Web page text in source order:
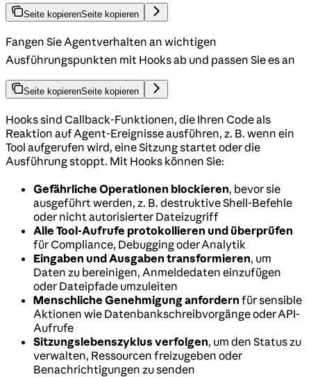
Seite kopierenSeite kopieren
Fangen Sie Agentverhalten an wichtigen
Ausführungspunkten mit Hooks ab und passen Sie es an
Seite kopierenSeite kopieren
Hooks sind Callback-Funktionen, die Ihren Code als
Reaktion auf Agent-Ereignisse ausführen, z. B. wenn ein
Tool aufgerufen wird, eine Sitzung startet oder die
Ausführung stoppt. Mit Hooks können Sie:
Gefährliche Operationen blockieren, bevor sie
ausgeführt werden, z. B. destruktive Shell-Befehle
oder nicht autorisierter Dateizugriff
Alle Tool-Aufrufe protokollieren und überprüfen
für Compliance, Debugging oder Analytik
Eingaben und Ausgaben transformieren, um
Daten zu bereinigen, Anmeldedaten einzufügen
oder Dateipfade umzuleiten
Menschliche Genehmigung anfordern für sensible
Aktionen wie Datenbankschreibvorgänge oder API-
Aufrufe
Sitzungslebenszyklus verfolgen, um den Status zu
verwalten, Ressourcen freizugeben oder
Benachrichtigungen zu senden